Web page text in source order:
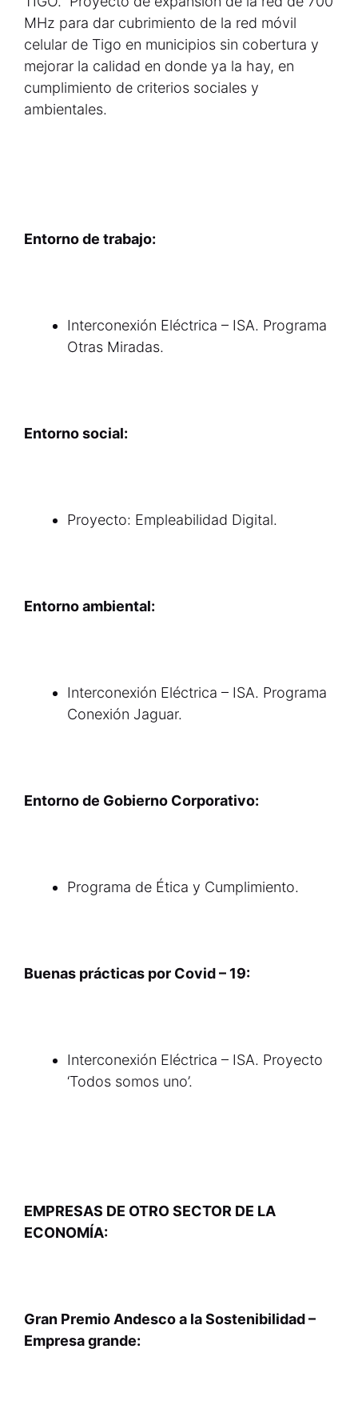
MHz para dar cubrimiento de la red móvil
celular de Tigo en municipios sin cobertura y
mejorar la calidad en donde ya la hay, en
cumplimiento de criterios sociales y
ambientales.
Entorno de trabajo:
Interconexión Eléctrica – ISA. Programa
Otras Miradas.
Entorno social:
Proyecto: Empleabilidad Digital.
Entorno ambiental:
Interconexión Eléctrica – ISA. Programa
Conexión Jaguar.
Entorno de Gobierno Corporativo:
Programa de Ética y Cumplimiento.
Buenas prácticas por Covid – 19:
Interconexión Eléctrica – ISA. Proyecto
‘Todos somos uno’.
EMPRESAS DE OTRO SECTOR DE LA
ECONOMÍA:
Gran Premio Andesco a la Sostenibilidad –
Empresa grande: